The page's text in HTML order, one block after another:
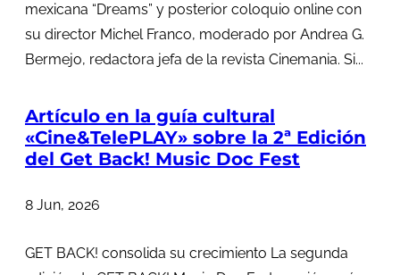
mexicana “Dreams” y posterior coloquio online con
su director Michel Franco, moderado por Andrea G.
Bermejo, redactora jefa de la revista Cinemania. Si...
Artículo en la guía cultural
«Cine&TelePLAY» sobre la 2ª Edición
del Get Back! Music Doc Fest
8 Jun, 2026
GET BACK! consolida su crecimiento La segunda